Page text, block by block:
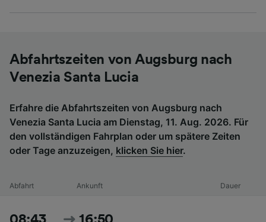
Abfahrtszeiten von Augsburg nach
Venezia Santa Lucia
Erfahre die Abfahrtszeiten von Augsburg nach
Venezia Santa Lucia am Dienstag, 11. Aug. 2026. Für
den vollständigen Fahrplan oder um spätere Zeiten
oder Tage anzuzeigen, klicken Sie hier.
Abfahrt Ankunft Dauer